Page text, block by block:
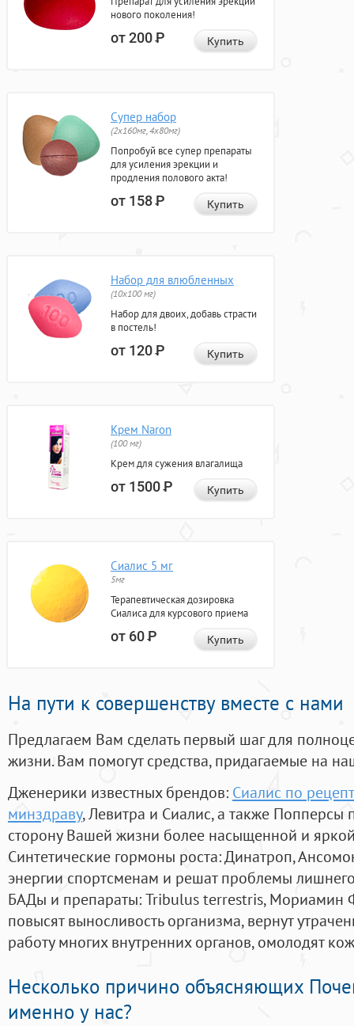
нового поколения!
от 200Р Купить
Супер набор
(2х160мг, 4х80мг)
Попробуй все супер препараты
для усиления эрекции и
продления полового акта!
от 158Р Купить
Набор для влюбленных
(10х100 мг)
Набор для двоих, добавь страсти
в постель!
от 120Р Купить
Крем Naron
(100 мг)
Крем для сужения влагалища
от 1500Р Купить
Сиалис 5 мг
5мг
Терапевтическая дозировка
Сиалиса для курсового приема
от 60Р Купить
На пути к совершенству вместе с нами
Предлагаем Вам сделать первый шаг для
жизни. Вам помогут средства, придагаемые на
Дженерики известных брендов: Сиалис по
минздраву, Левитра и Сиалис, а также Попперсы
сторону Вашей жизни более насыщенной и
Синтетические гормоны роста: Динатроп,
энергии спортсменам и решат проблемы
БАДы и препараты:Tribulus terrestris, Мориамин
повысят выносливость организма, вернут
работу многих внутренних органов, омолодят
Несколько причино объясняющих
именно у нас?